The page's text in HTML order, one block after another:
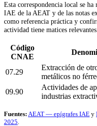
Esta correspondencia local se
IAE de la AEAT y de las notas
como referencia práctica y
actividad tiene matices relevantes.
Código
CNAE
07.29
Extracción de
metálicos no
09.90
Actividades de
industrias
Fuentes: AEAT — epígrafes IAE y
2025